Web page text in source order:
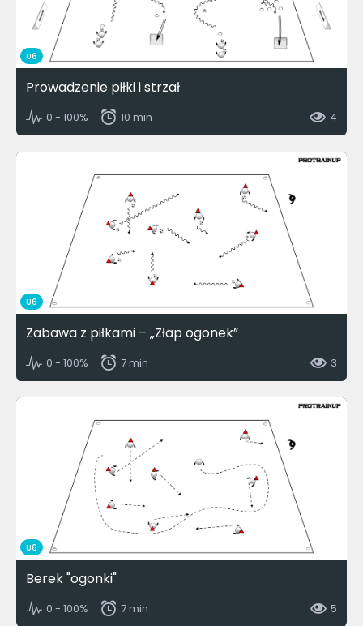
U6
Prowadzenie piłki i strzał
0 - 100% 10 min 4
U6
Zabawa z piłkami – „Złap ogonek”
0 - 100% 7 min 3
U6
Berek "ogonki"
0 - 100% 7 min 5